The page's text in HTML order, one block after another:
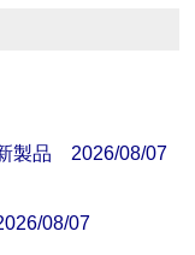
製品 2026/08/07
08/07